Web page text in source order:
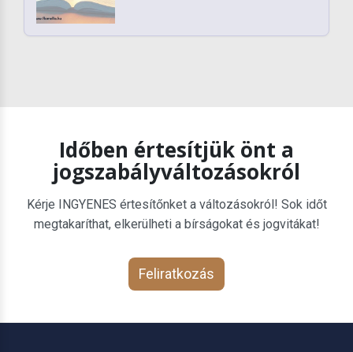
Időben értesítjük önt a
jogszabályváltozásokról
Kérje INGYENES értesítőnket a változásokról! Sok időt
megtakaríthat, elkerülheti a bírságokat és jogvitákat!
Feliratkozás